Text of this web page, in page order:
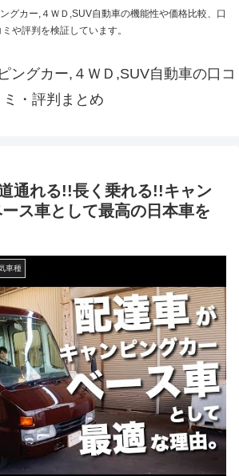
グカー,４ＷＤ,SUV自動車の機能性や価格比較、口
ミや評判を検証しています。
ングカー,４ＷＤ,SUV自動車の口コ
ミ・評判まとめ
通れる!!長く乗れる!!キャン
ス車として最高の日本車を
車種